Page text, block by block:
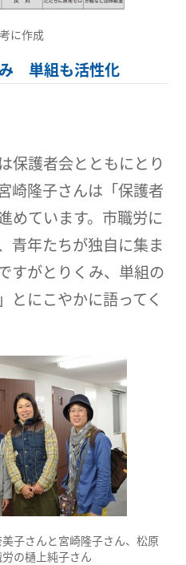
に作成
単組も活性化
保護者会とともにとり
崎隆子さんは「保護者
めています。市職労に
青年たちが独自に集ま
すがとりくみ、単組の
とにこやかに語ってく
子さんと宮崎隆子さん、松原
の樋上純子さん